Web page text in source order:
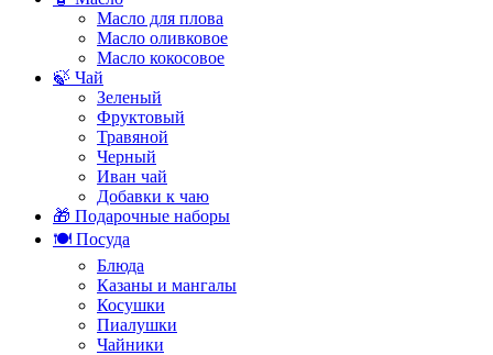
Масло для плова
Масло оливковое
Масло кокосовое
🍃 Чай
Зеленый
Фруктовый
Травяной
Черный
Иван чай
Добавки к чаю
🎁 Подарочные наборы
🍽️ Посуда
Блюда
Казаны и мангалы
Косушки
Пиалушки
Чайники